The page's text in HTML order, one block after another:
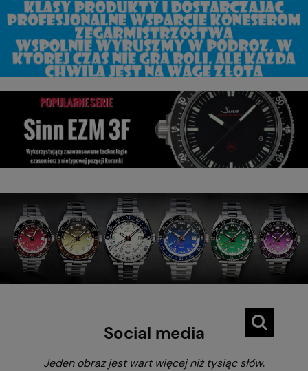
Social media
Jeden obraz jest wart więcej niż tysiąc słów.